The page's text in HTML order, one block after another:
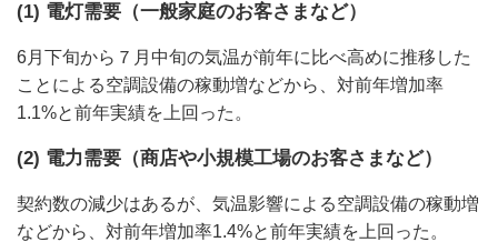
(1) 電灯需要（一般家庭のお客さまなど）
6月下旬から７月中旬の気温が前年に比べ高めに推移した
ことによる空調設備の稼動増などから、対前年増加率
1.1%と前年実績を上回った。
(2) 電力需要（商店や小規模工場のお客さまなど）
契約数の減少はあるが、気温影響による空調設備の稼動増
などから、対前年増加率1.4%と前年実績を上回った。